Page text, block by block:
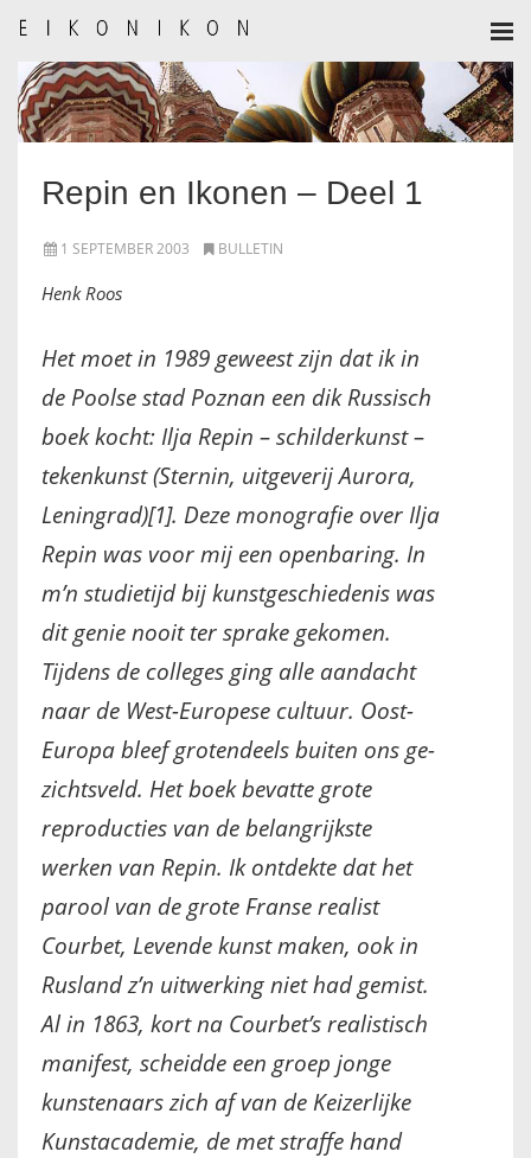
HOME
AANMELDEN
BULLETIN
BULLETIN ARCHIEF
ALGEMEEN
IKOON GESCHIEDENIS
IKONEN, EEN INTRODUCTIE
LEXIKON
EXPOSITIES
SCHILDERCURSUSSEN
DOEN OF LATEN
FRANÇAIS
Repin en Ikonen – Deel 1
1 SEPTEMBER 2003 BULLETIN
Henk Roos
Het moet in 1989 geweest zijn dat ik in
de Poolse stad Poznan een dik Russisch
boek kocht: Ilja Repin – schilderkunst –
tekenkunst (Sternin, uitgeverij Aurora,
Leningrad)[1]. Deze monografie over Ilja
Repin was voor mij een openbaring. In
m’n studietijd bij kunstgeschiedenis was
dit genie nooit ter sprake gekomen.
Tijdens de colleges ging alle aandacht
naar de West-Europese cultuur. Oost-
Europa bleef grotendeels buiten ons ge-
zichtsveld. Het boek bevatte grote
reproducties van de belangrijkste
werken van Repin. Ik ontdekte dat het
parool van de grote Franse realist
Courbet, Levende kunst maken, ook in
Rusland z’n uitwerking niet had gemist.
Al in 1863, kort na Courbet’s realistisch
manifest, scheidde een groep jonge
kunstenaars zich af van de Keizerlijke
Kunstacademie, de met straffe hand